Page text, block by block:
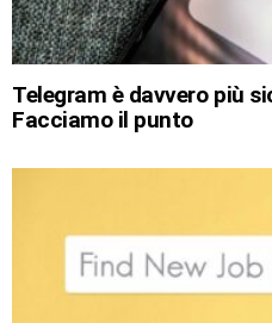
Telegram è davvero più
Facciamo il punto